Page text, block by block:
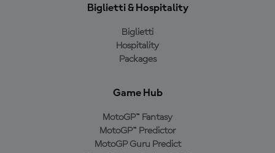
Biglietti & Hospitality
Biglietti
Hospitality
Packages
Game Hub
MotoGP™ Fantasy
MotoGP™ Predictor
MotoGP Guru Predict